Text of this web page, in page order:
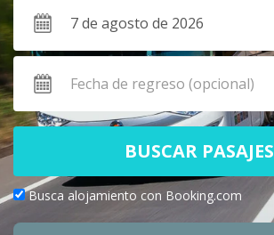
BUSCAR PASAJES
Busca alojamiento con Booking.com